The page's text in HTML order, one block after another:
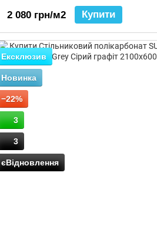
2 080 грн/м2 Купити
Ексклюзив
Новинка
−22%
3
3
єВідновлення